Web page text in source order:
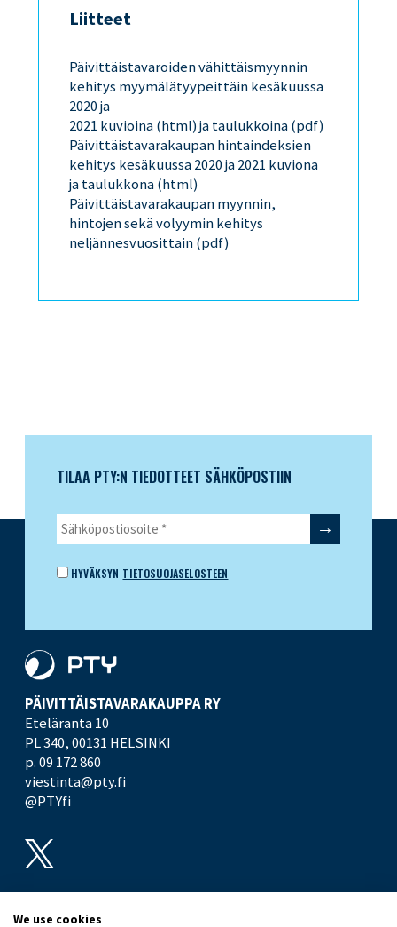
Liitteet
Päivittäistavaroiden vähittäismyynnin
kehitys myymälätyypeittäin kesäkuussa
2020 ja
2021 kuvioina(html) jataulukkoina(pdf)
Päivittäistavarakaupan hintaindeksien
kehitys kesäkuussa 2020 ja 2021 kuviona
ja taulukkona(html)
Päivittäistavarakaupan myynnin,
hintojen sekä volyymin kehitys
neljännesvuosittain(pdf)
TILAA PTY:N TIEDOTTEET SÄHKÖPOSTIIN
HYVÄKSYN TIETOSUOJASELOSTEEN
PÄIVITTÄISTAVARA­KAUPPA RY
Eteläranta 10
PL 340,00131 HELSINKI
p. 09 172 860
viestinta@pty.fi
@PTYfi
We use cookies